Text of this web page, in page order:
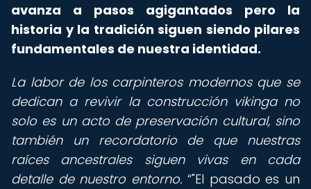
avanza a pasos agigantados pero la
historia y la tradición siguen siendo pilares
fundamentales de nuestra identidad.
La labor de los carpinteros modernos que se
dedican a revivir la construcción vikinga no
solo es un acto de preservación cultural, sino
también un recordatorio de que nuestras
raíces ancestrales siguen vivas en cada
detalle de nuestro entorno. "El pasado es un